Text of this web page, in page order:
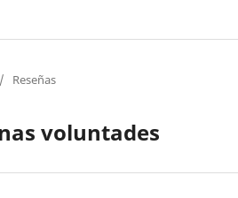
/ Reseñas
voluntades